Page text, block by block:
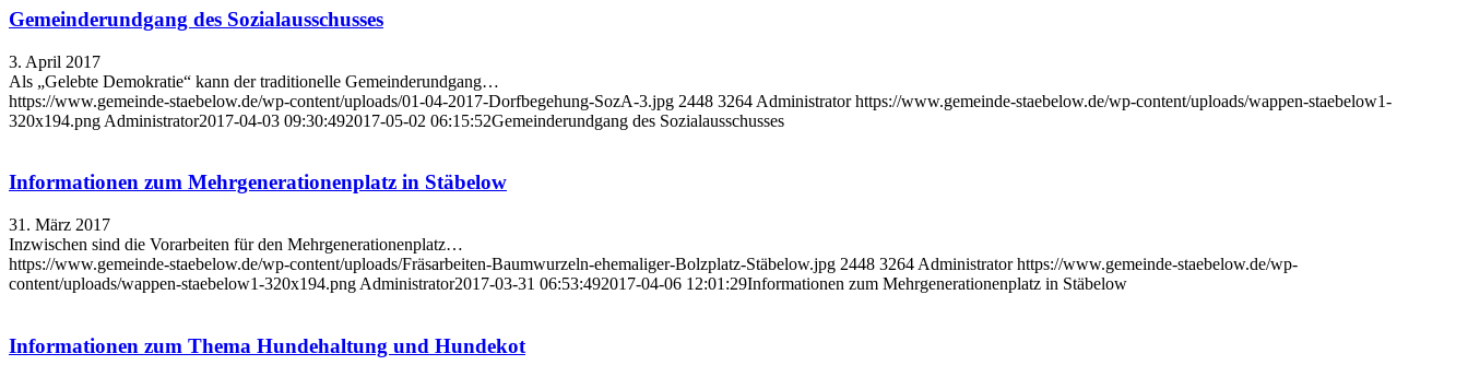
Gemeinderundgang des Sozialausschusses
3. April 2017
Als „Gelebte Demokratie“ kann der traditionelle Gemeinderundgang…
https://www.gemeinde-staebelow.de/wp-content/uploads/01-04-2017-Dorfbegehung-SozA-3.jpg 2448 3264 Administrator https://www.gemeinde-staebelow.de/wp-content/uploads/wappen-staebelow1-
320x194.png Administrator2017-04-03 09:30:492017-05-02 06:15:52Gemeinderundgang des Sozialausschusses
Informationen zum Mehrgenerationenplatz in Stäbelow
31. März 2017
Inzwischen sind die Vorarbeiten für den Mehrgenerationenplatz…
https://www.gemeinde-staebelow.de/wp-content/uploads/Fräsarbeiten-Baumwurzeln-ehemaliger-Bolzplatz-Stäbelow.jpg 2448 3264 Administrator https://www.gemeinde-staebelow.de/wp-
content/uploads/wappen-staebelow1-320x194.png Administrator2017-03-31 06:53:492017-04-06 12:01:29Informationen zum Mehrgenerationenplatz in Stäbelow
Informationen zum Thema Hundehaltung und Hundekot